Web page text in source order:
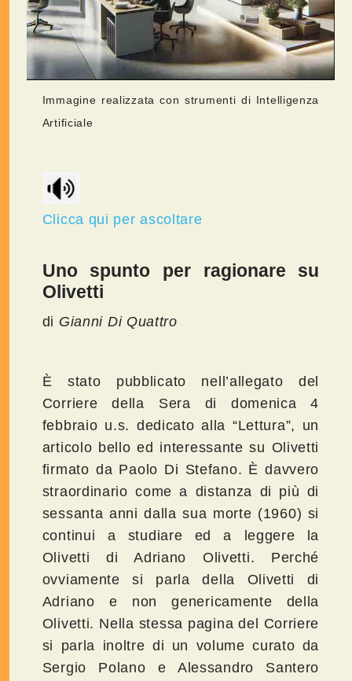
Immagine realizzata con strumenti di Intelligenza
Artificiale
Clicca qui per ascoltare
Uno spunto per ragionare su
Olivetti
di Gianni Di Quattro
È stato pubblicato nell’allegato del
Corriere della Sera di domenica 4
febbraio u.s. dedicato alla “Lettura”, un
articolo bello ed interessante su Olivetti
firmato da Paolo Di Stefano. È davvero
straordinario come a distanza di più di
sessanta anni dalla sua morte (1960) si
continui a studiare ed a leggere la
Olivetti di Adriano Olivetti. Perché
ovviamente si parla della Olivetti di
Adriano e non genericamente della
Olivetti. Nella stessa pagina del Corriere
si parla inoltre di un volume curato da
Sergio Polano e Alessandro Santero